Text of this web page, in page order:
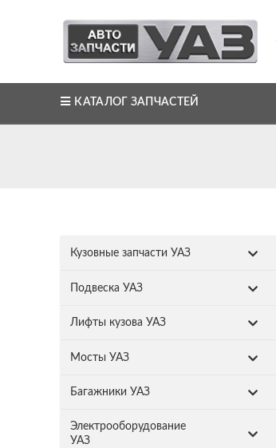
КАТАЛОГ ЗАПЧАСТЕЙ
Кузовные запчасти УАЗ
Подвеска УАЗ
Лифты кузова УАЗ
Мосты УАЗ
Багажники УАЗ
Электрооборудование
УАЗ